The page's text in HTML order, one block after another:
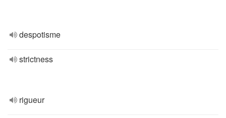
despotisme
strictness
rigueur